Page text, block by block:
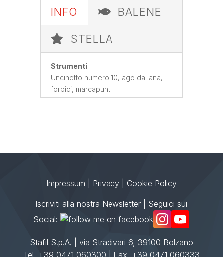
INFO BALENE
STELLA
Strumenti
Uncinetto numero 10, ago da lana,
forbici, marcapunti
Impressum Privacy| Cookie Policy
Iscriviti alla nostra Newsletter | Seguici sui
Social:
Stafil S.p.A. | via Stradivari 6, 39100 Bolzano
Tel. +39 0471 060300 | Fax. +39 0471 060333